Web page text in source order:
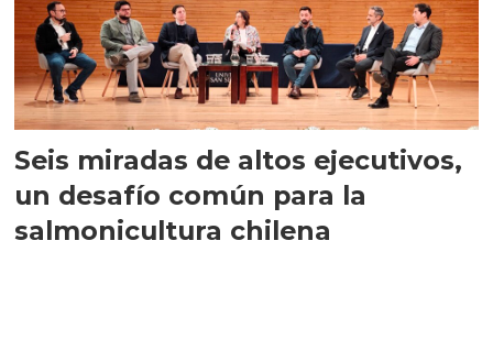
Seis miradas de altos ejecutivos,
un desafío común para la
salmonicultura chilena